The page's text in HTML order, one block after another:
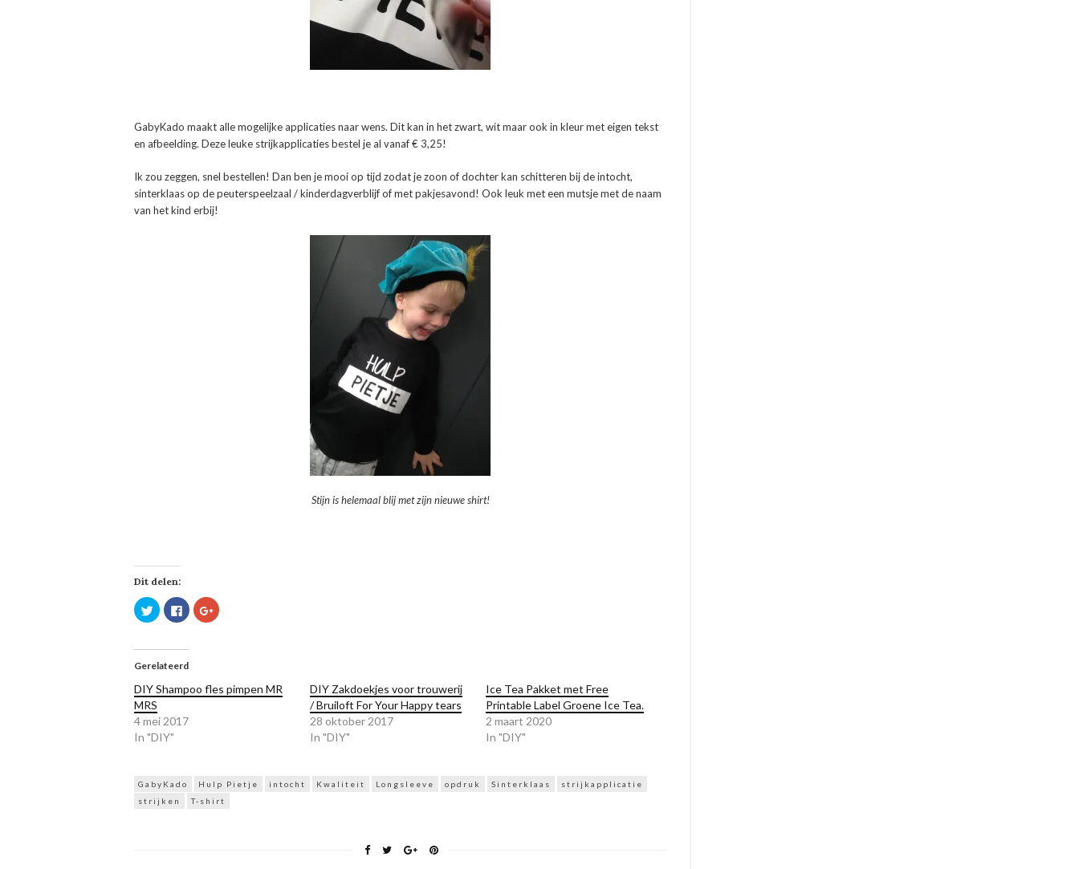
GabyKado maakt alle mogelijke applicaties naar wens. Dit kan in het zwart, wit maar ook in kleur met eigen tekst
en afbeelding. Deze leuke strijkapplicaties bestel je al vanaf € 3,25!
Ik zou zeggen, snel bestellen! Dan ben je mooi op tijd zodat je zoon of dochter kan schitteren bij de intocht,
sinterklaas op de peuterspeelzaal / kinderdagverblijf of met pakjesavond! Ook leuk met een mutsje met de naam
van het kind erbij!
Stijn is helemaal blij met zijn nieuwe shirt!
Dit delen:
Klik
om
(Wordt
een
nieuw
venster
geopend)
Klik
om
(Wordt
nieuw
Klik
om
nieuw
Gerelateerd
DIY Shampoo fles pimpen MR
MRS
4 mei 2017
In "DIY"
DIY Zakdoekjes voor trouwerij
/ Bruiloft For Your Happy tears
28 oktober 2017
In "DIY"
Ice Tea Pakket met Free
Printable Label Groene Ice Tea.
2 maart 2020
In "DIY"
GabyKado Hulp Pietje intocht Kwaliteit Longsleeve opdruk Sinterklaas
strijkapplicatie
strijken
T-shirt